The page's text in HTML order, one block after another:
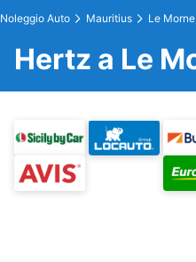
Noleggio Auto Mauritius Le Morne
Hertz a Le